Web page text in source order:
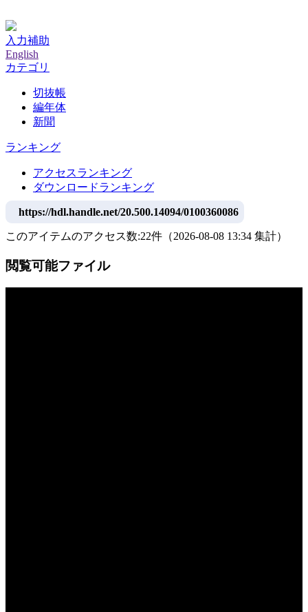
入力補助
English
カテゴリ
切抜帳
編年体
新聞
ランキング
アクセスランキング
ダウンロードランキング
https://hdl.handle.net/20.500.14094/0100360086
このアイテムのアクセス数:22件 （2026-08-08 13:34 集計）
閲覧可能ファイル